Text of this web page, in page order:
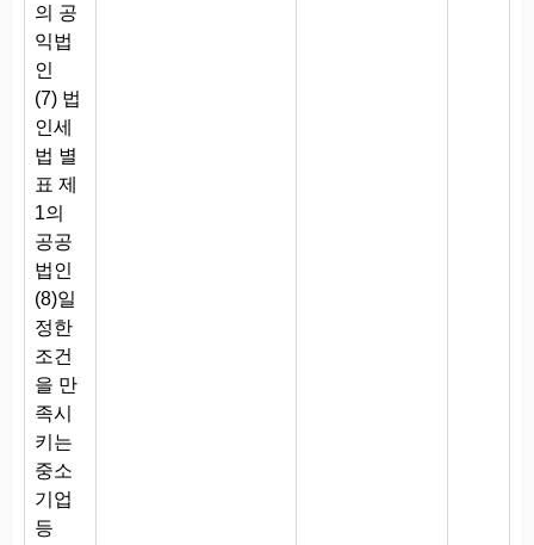
의 공
익법
인
(7) 법
인세
법 별
표 제
1의
공공
법인
(8)일
정한
조건
을 만
족시
키는
중소
기업
등